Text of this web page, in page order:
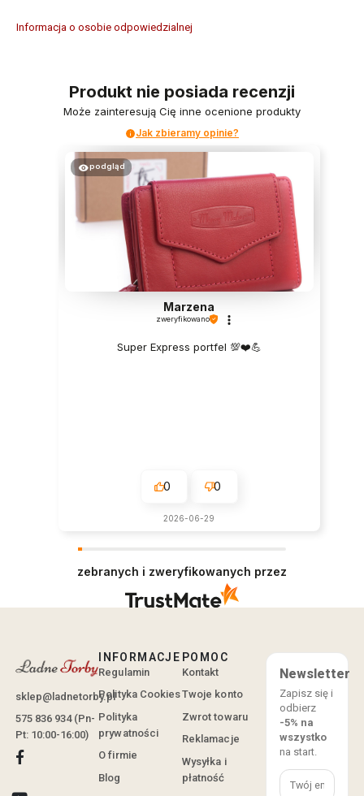
Informacja o osobie odpowiedzialnej
Produkt nie posiada recenzji
Może zainteresują Cię inne ocenione produkty
Jak zbieramy opinie?
podgląd
Marzena
zweryfikowano
Super Express portfel 💯❤️💪
0 0
2026-06-29
zebranych i zweryfikowanych przez
sklep@ladnetorby.pl
575 836 934 (Pn-
Pt: 10:00-16:00)
INFORMACJE
Regulamin
Polityka Cookies
Polityka
prywatności
O firmie
Blog
POMOC
Kontakt
Twoje konto
Zwrot towaru
Reklamacje
Wysyłka i
płatność
Newsletter
Zapisz się i
odbierz
-5% na
wszystko
na start.